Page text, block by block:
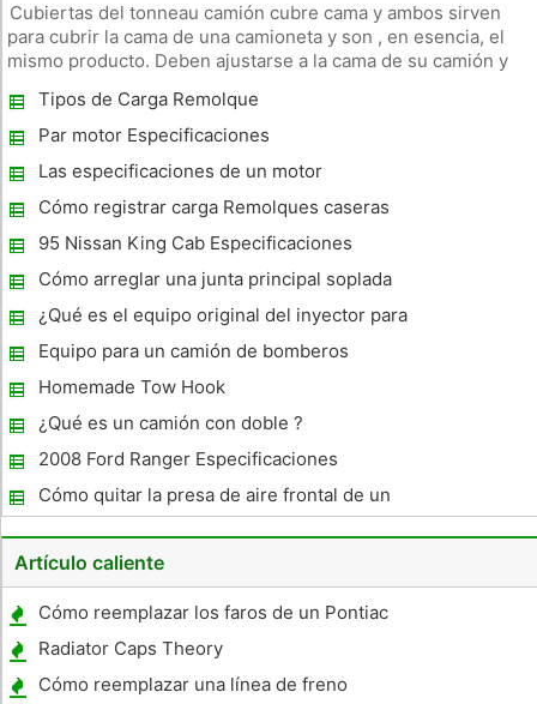
Cubiertas del tonneau camión cubre cama y ambos sirven
para cubrir la cama de una camioneta y son , en esencia, el
mismo producto. Deben ajustarse a la cama de su camión y
hacer que el camión más aerodinámico , al tiempo que ofrece
protecc
Tipos de Carga Remolque
Par motor Especificaciones
Las especificaciones de un motor
Caterpillar C-7
Cómo registrar carga Remolques caseras
en Indiana
95 Nissan King Cab Especificaciones
Cómo arreglar una junta principal soplada
en una F-150
¿Qué es el equipo original del inyector para
el Detroit Diesel ?
Equipo para un camión de bomberos
requerida
Homemade Tow Hook
¿Qué es un camión con doble ?
2008 Ford Ranger Especificaciones
Cómo quitar la presa de aire frontal de un
GMC Canyon
Artículo caliente
Cómo reemplazar los faros de un Pontiac
Grand Prix
Radiator Caps Theory
Cómo reemplazar una línea de freno